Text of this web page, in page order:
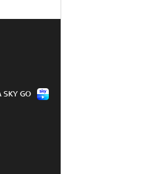
SKY GO